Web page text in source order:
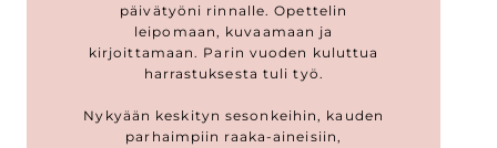
päivätyöni rinnalle. Opettelin
leipomaan, kuvaamaan ja
kirjoittamaan. Parin vuoden kuluttua
harrastuksesta tuli työ.
Nykyään keskityn sesonkeihin, kauden
parhaimpiin raaka-aineisiin,